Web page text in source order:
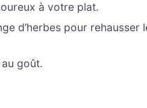
à votre plat.
d’herbes pour rehausser
goût.